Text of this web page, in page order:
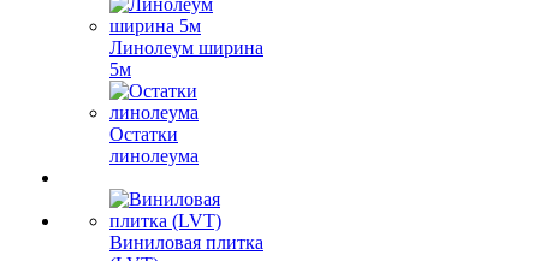
Линолеум ширина
5м
Остатки
линолеума
Виниловая плитка